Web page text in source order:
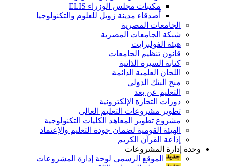
مكتبات مجلس الوزراء ELIS
أصدقاء مدينة زويل للعلوم والتكنولوجيا
الجامعات المصرية
شبكة الجامعات المصرية
هيئة الفولبرايت
قانون تنظيم الجامعات
كتابة السيرة الذاتية
اللجان العلمية الدائمة
منح البنك الدولى
التعليم عن بعد
دورات التجارة الإلكترونية
تطوير مشروعات التعليم العالى
مشروع تطوير المعاهد الكليات التكنولوجية
الهيئة القومية لضمان جودة التعليم والإعتماد
إذاعة القرآن الكريم
وحدة إدارة المشروعات
الموقع الرسمى لوحة إدارة المشروعات